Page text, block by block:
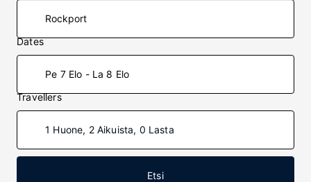
Dates
Pe 7 Elo - La 8 Elo
Travellers
1 Huone, 2 Aikuista, 0 Lasta
Etsi